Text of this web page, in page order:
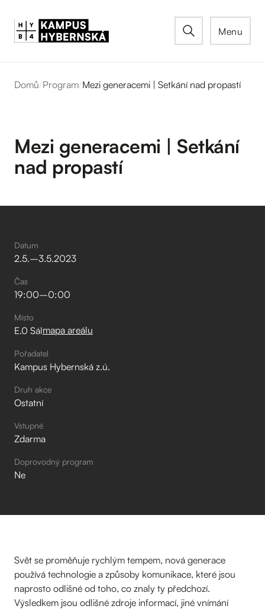
Menu
Domů/Program/Mezi generacemi | Setkání nad propastí
Mezi generacemi | Setkání
nad propastí
Datum
2.5.–⁠3.5.2023
Čas
19:00–⁠0:00
Místo
E.0 Sálmapa areálu
Pořadatel
Kampus Hybernská z.ú.
Druh akce
Ostatní
Vstupné
Zdarma
Doprovodný program
Ne
Svět se proměňuje rychlým tempem, nová generace
používá technologie a způsoby komunikace, které jsou
naprosto odlišné od toho, co znaly ty předchozí.
Výsledkem jsou odlišné zdroje informací, jiné vnímání